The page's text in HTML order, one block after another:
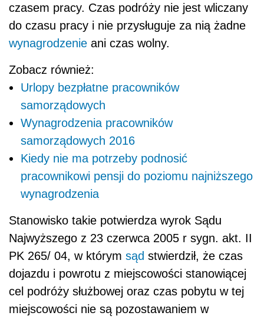
czasem pracy. Czas podróży nie jest wliczany
do czasu pracy i nie przysługuje za nią żadne
wynagrodzenie ani czas wolny.
Zobacz również:
Urlopy bezpłatne pracowników
samorządowych
Wynagrodzenia pracowników
samorządowych 2016
Kiedy nie ma potrzeby podnosić
pracownikowi pensji do poziomu najniższego
wynagrodzenia
Stanowisko takie potwierdza wyrok Sądu
Najwyższego z 23 czerwca 2005 r sygn. akt. II
PK 265/ 04, w którym sąd stwierdził, że czas
dojazdu i powrotu z miejscowości stanowiącej
cel podróży służbowej oraz czas pobytu w tej
miejscowości nie są pozostawaniem w